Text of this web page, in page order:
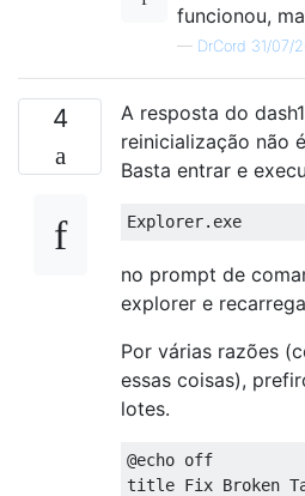
funcionou,
— DrCord 31/07/
4
A resposta do
reinicialização não
Basta entrar e
no prompt de
explorer e
Por várias razões
essas coisas),
lotes.
@echo off
title Fix Broken